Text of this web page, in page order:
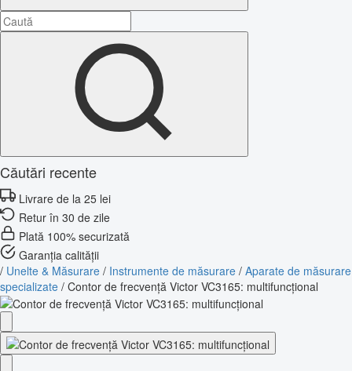
Căutări recente
Livrare de la 25 lei
Retur în 30 de zile
Plată 100% securizată
Garanția calității
/ Unelte & Măsurare / Instrumente de măsurare / Aparate de măsurare
specializate / Contor de frecvență Victor VC3165: multifuncțional